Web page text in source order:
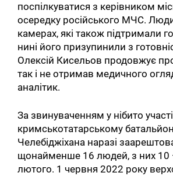
поспілкуватися з керівником
осередку російського МЧС.
камерах, які також підтримали
нині його призупинили з
Олексій Кисельов продовжує
так і не отримав медичного
аналітик.
За звинуваченням у нібито
кримськотатарському
Челебіджіхана наразі
щонайменше 16 людей, з них 10
лютого. 1 червня 2022 року